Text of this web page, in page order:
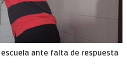
escuela ante falta de respuesta